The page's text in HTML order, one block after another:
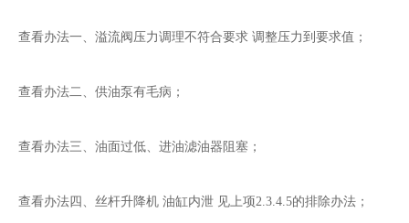
查看办法一、溢流阀压力调理不符合要求 调整压力到要求值；
查看办法二、供油泵有毛病；
查看办法三、油面过低、进油滤油器阻塞；
查看办法四、丝杆升降机 油缸内泄 见上项2.3.4.5的排除办法；